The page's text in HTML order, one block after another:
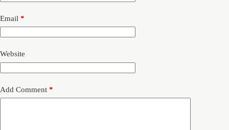
Email *
Website
Add Comment *